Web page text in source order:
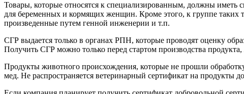
Товары, которые относятся к специализированным, должны иметь
для беременных и кормящих женщин. Кроме этого, к группе таких
произведенные путем генной инженерии и т.п.
СГР выдается только в органах РПН, которые проводят оценку
Получить СГР можно только перед стартом производства
Продукты животного происхождения, которые не прошли
мед. Не распространяется ветеринарный сертификат на продукты